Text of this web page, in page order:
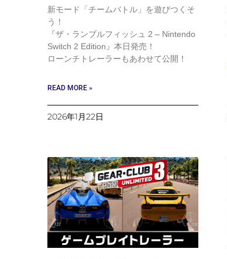
新モード「チームバトル」を遊びつくそ
う！
『ザ・ランブルフィッシュ 2 – Nintendo
Switch 2 Edition』本日発売！
ローンチトレーラーもあわせて公開！
READ MORE »
2026年1月22日